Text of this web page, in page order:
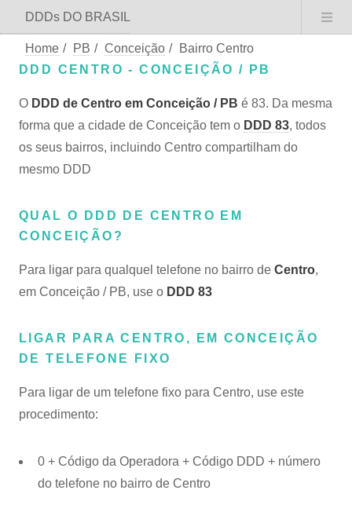
DDDs DO BRASIL
Home / PB / Conceição /
Bairro Centro
DDD CENTRO - CONCEIÇÃO / PB
O DDD de Centro em Conceição / PB é 83. Da mesma
forma que a cidade de Conceição tem o DDD 83, todos
os seus bairros, incluindo Centro compartilham do
mesmo DDD
QUAL O DDD DE CENTRO EM
CONCEIÇÃO?
Para ligar para qualquel telefone no bairro de Centro,
em Conceição / PB, use o DDD 83
LIGAR PARA CENTRO, EM CONCEIÇÃO
DE TELEFONE FIXO
Para ligar de um telefone fixo para Centro, use este
procedimento:
0 + Código da Operadora + Código DDD + número
do telefone no bairro de Centro